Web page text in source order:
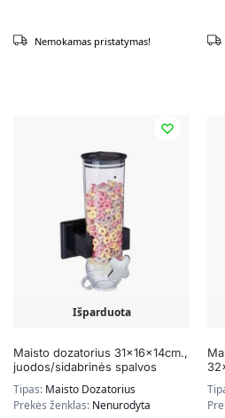
Nemokamas pristatymas!
Išparduota
Maisto dozatorius 31x16x14cm.,
juodos/sidabrinės spalvos
Tipas: Maisto Dozatorius
Prekės ženklas: Nenurodyta